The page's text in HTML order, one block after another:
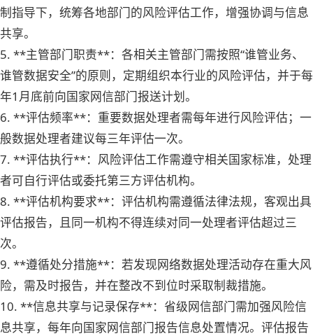
制指导下，统筹各地部门的风险评估工作，增强协调与信息
共享。
5. **主管部门职责**：各相关主管部门需按照“谁管业务、
谁管数据安全”的原则，定期组织本行业的风险评估，并于每
年1月底前向国家网信部门报送计划。
6. **评估频率**：重要数据处理者需每年进行风险评估；一
般数据处理者建议每三年评估一次。
7. **评估执行**：风险评估工作需遵守相关国家标准，处理
者可自行评估或委托第三方评估机构。
8. **评估机构要求**：评估机构需遵循法律法规，客观出具
评估报告，且同一机构不得连续对同一处理者评估超过三
次。
9. **遵循处分措施**：若发现网络数据处理活动存在重大风
险，需及时报告，并在整改不到位时采取制裁措施。
10. **信息共享与记录保存**：省级网信部门需加强风险信
息共享，每年向国家网信部门报告信息处置情况。评估报告